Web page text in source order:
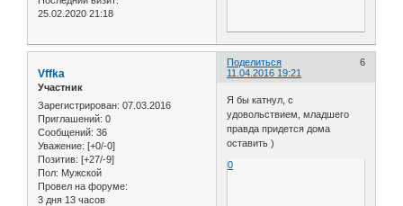
25.02.2020 21:18
Поделиться
6
11.04.2016 19:21
Vffka
Участник
Зарегистрирован: 07.03.2016
Приглашений: 0
Сообщений: 36
Уважение: [+0/-0]
Позитив: [+27/-9]
Пол: Мужской
Провел на форуме:
3 дня 13 часов
Я бы катнул, с
удовольствием, младшего
правда придется дома
оставить )
0